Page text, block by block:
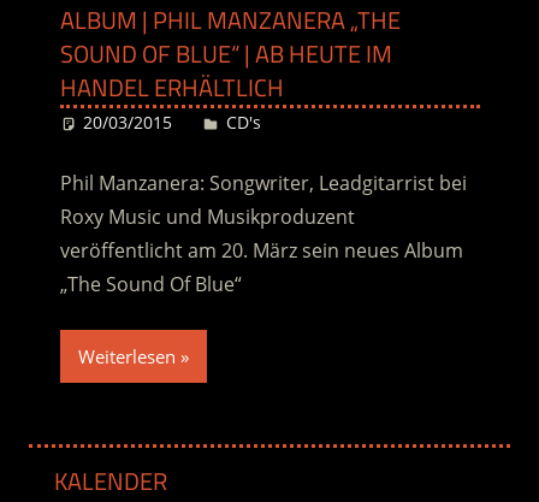
ALBUM | PHIL MANZANERA „THE
SOUND OF BLUE“ | AB HEUTE IM
HANDEL ERHÄLTLICH
20/03/2015 Desiree
CD's
Phil Manzanera: Songwriter, Leadgitarrist bei
Roxy Music und Musikproduzent
veröffentlicht am 20. März sein neues Album
„The Sound Of Blue“
Weiterlesen
KALENDER